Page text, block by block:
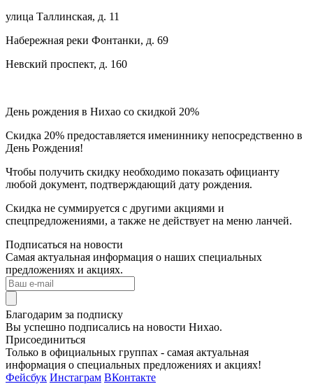
улица Таллинская, д. 11
Набережная реки Фонтанки, д. 69
Невский проспект, д. 160
День рождения в Нихао со скидкой 20%
Скидка 20% предоставляется имениннику непосредственно в
День Рождения!
Чтобы получить скидку необходимо показать официанту
любой документ, подтверждающий дату рождения.
Скидка не суммируется с другими акциями и
спецпредложениями, а также не действует на меню ланчей.
Подписаться на новости
Cамая актуальная информация о наших специальных
предложениях и акциях.
Благодарим за подписку
Вы успешно подписались на новости Нихао.
Присоединиться
Только в официальных группах - самая актуальная
информация о специальных предложениях и акциях!
Фейсбук Инстаграм ВКонтакте